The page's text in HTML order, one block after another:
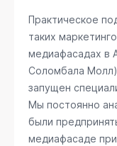
Практическое
таких
медиафасадах в
Соломбала Молл)
запущен
Мы постоянно
были
медиафасаде